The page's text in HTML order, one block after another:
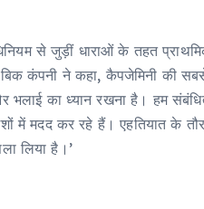
से जुड़ीं धाराओं के तहत
कंपनी ने कहा, कैपजेमिनी की
भलाई का ध्यान रखना है। हम
में मदद कर रहे हैं। एहतियात के
लिया है।’